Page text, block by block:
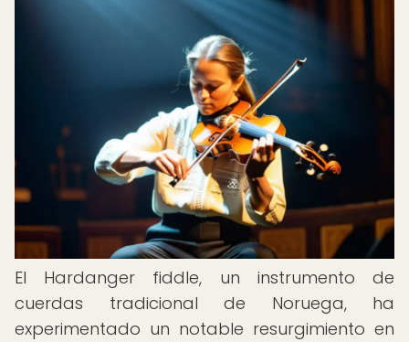
El Hardanger fiddle, un instrumento de
cuerdas tradicional de Noruega, ha
experimentado un notable resurgimiento en